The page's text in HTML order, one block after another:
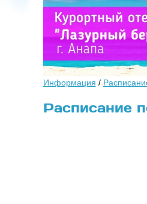
Информация /
Расписание